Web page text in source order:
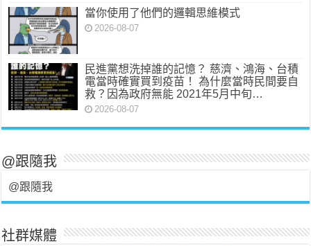
當你使用了他們的邏輯思維模式
2026-08-07
民進黨想洗掉誰的記憶？ 慈濟、鴻海、台積
電當時確實買到疫苗！ 為什麼當時民間要自
救？因為政府無能 2021年5月中旬…
2026-08-07
@跟隨我
@跟隨我
社群媒體